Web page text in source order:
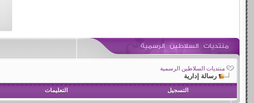
منتديات السلاطين الرسمية
رسالة إدارية
التسجيل التعليمات